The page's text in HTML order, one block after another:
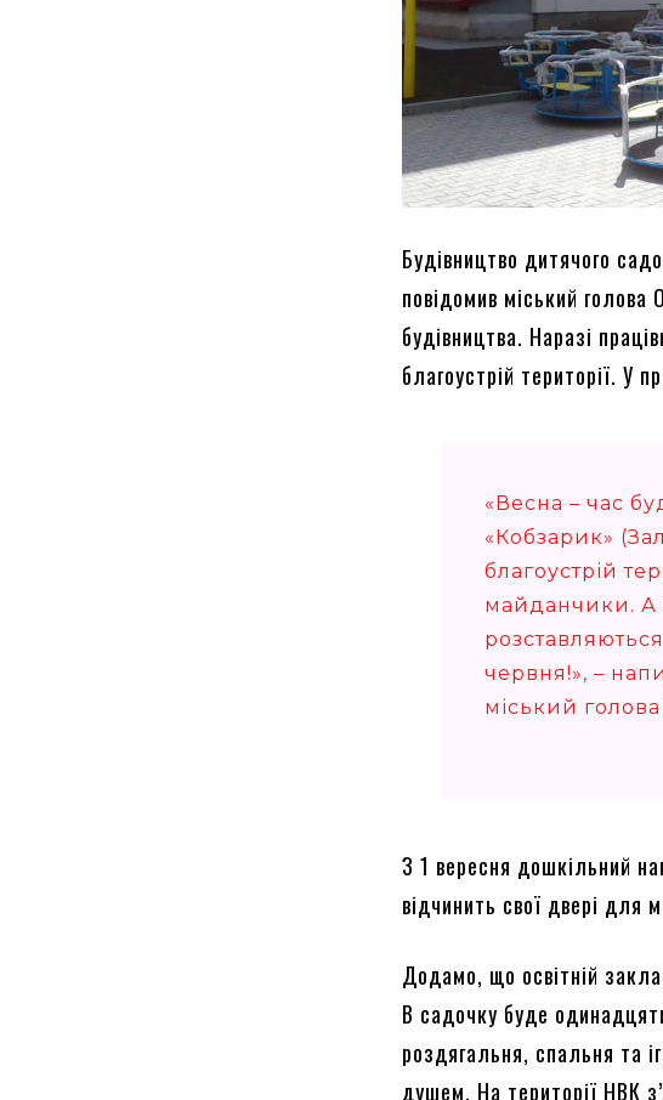
Будівництво дитячого
повідомив міський
будівництва. Наразі
благоустрій території. У
«Весна – час
«Кобзарик»
благоустрій
майданчики. А
червня!», –
міський
З 1 вересня дошкільний
відчинить свої двері для
Додамо, що освітній
В садочку буде
роздягальня, спальня та
душем. На території НВК